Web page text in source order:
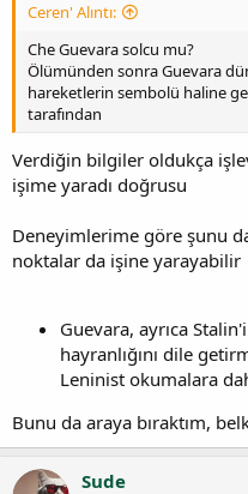
Ceren' Alıntı:
Che Guevara solcu mu?
Ölümünden sonra Guevara
hareketlerin sembolü haline
tarafından
Verdiğin bilgiler oldukça
işime yaradı doğrusu
Deneyimlerime göre şunu
noktalar da işine yarayabilir
Guevara, ayrıca
hayranlığını dile
Leninist okumalara
Bunu da araya bıraktım,
Sude